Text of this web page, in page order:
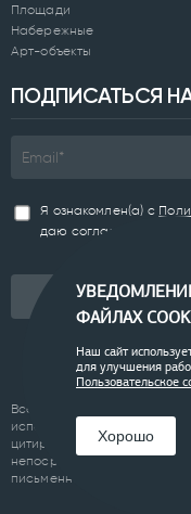
Площади
Набережные
Арт-объекты
ПОДПИСАТЬСЯ
Я ознакомлен(а) с
даю согласие на
Все материалы сайта
использование
цитирование с
непосредственно до либо
письменного разрешения
ФАЙЛАХ
Наш сайт
для улучшения
Пользовательское
Хорошо